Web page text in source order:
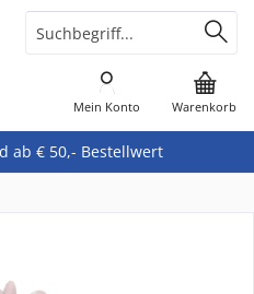
ab € 50,- Bestellwert
Warenkorb
Mein Konto